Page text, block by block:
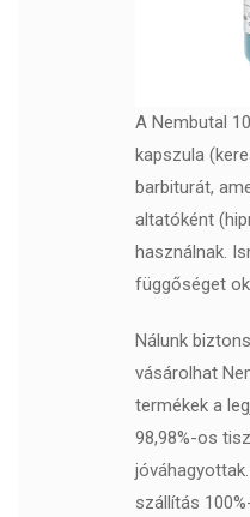
A Nembutal
kapszula
barbiturát,
altatóként
használnak.
függőséget
Nálunk
vásárolhat
termékek a
98,98%-os
szállítás